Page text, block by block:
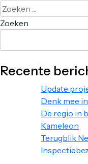
Zoeken
naar:
Zoeken
Recente
Update
Denk mee
De regio in
Kameleon
Terugblik